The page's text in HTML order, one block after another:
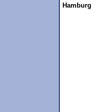
Hamburg